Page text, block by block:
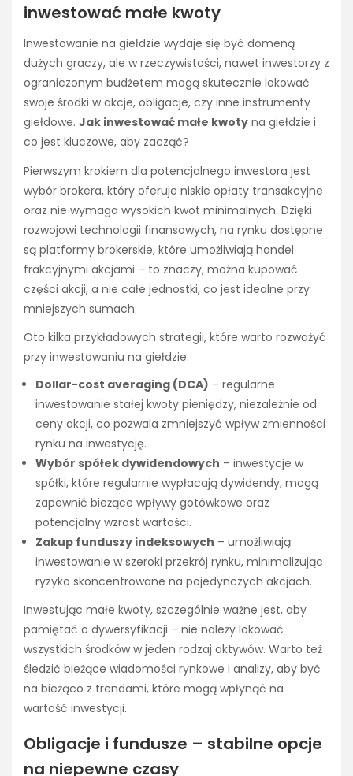
inwestować małe kwoty
Inwestowanie na giełdzie wydaje się być domeną
dużych graczy, ale w rzeczywistości, nawet inwestorzy z
ograniczonym budżetem mogą skutecznie lokować
swoje środki w akcje, obligacje, czy inne instrumenty
giełdowe. Jak inwestować małe kwoty na giełdzie i
co jest kluczowe, aby zacząć?
Pierwszym krokiem dla potencjalnego inwestora jest
wybór brokera, który oferuje niskie opłaty transakcyjne
oraz nie wymaga wysokich kwot minimalnych. Dzięki
rozwojowi technologii finansowych, na rynku dostępne
są platformy brokerskie, które umożliwiają handel
frakcyjnymi akcjami – to znaczy, można kupować
części akcji, a nie całe jednostki, co jest idealne przy
mniejszych sumach.
Oto kilka przykładowych strategii, które warto rozważyć
przy inwestowaniu na giełdzie:
Dollar-cost averaging (DCA) – regularne
inwestowanie stałej kwoty pieniędzy, niezależnie od
ceny akcji, co pozwala zmniejszyć wpływ zmienności
rynku na inwestycję.
Wybór spółek dywidendowych – inwestycje w
spółki, które regularnie wypłacają dywidendy, mogą
zapewnić bieżące wpływy gotówkowe oraz
potencjalny wzrost wartości.
Zakup funduszy indeksowych – umożliwiają
inwestowanie w szeroki przekrój rynku, minimalizując
ryzyko skoncentrowane na pojedynczych akcjach.
Inwestując małe kwoty, szczególnie ważne jest, aby
pamiętać o dywersyfikacji – nie należy lokować
wszystkich środków w jeden rodzaj aktywów. Warto też
śledzić bieżące wiadomości rynkowe i analizy, aby być
na bieżąco z trendami, które mogą wpłynąć na
wartość inwestycji.
Obligacje i fundusze – stabilne opcje
na niepewne czasy